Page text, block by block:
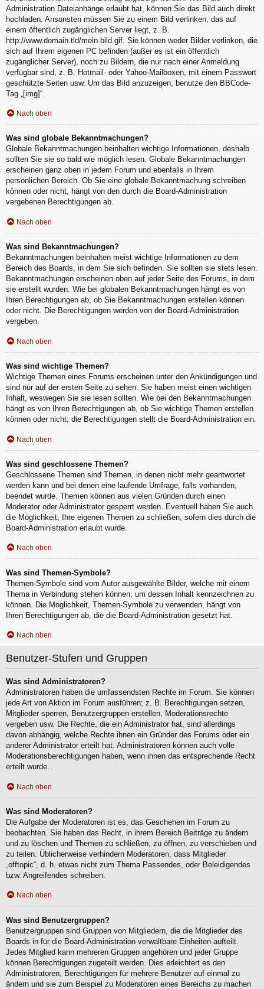
Administration Dateianhänge erlaubt hat, können Sie das Bild auch direkt
hochladen. Ansonsten müssen Sie zu einem Bild verlinken, das auf
einem öffentlich zugänglichen Server liegt, z. B.
http://www.domain.tld/mein-bild.gif. Sie können weder Bilder verlinken, die
sich auf Ihrem eigenen PC befinden (außer es ist ein öffentlich
zugänglicher Server), noch zu Bildern, die nur nach einer Anmeldung
verfügbar sind, z. B. Hotmail- oder Yahoo-Mailboxen, mit einem Passwort
geschützte Seiten usw. Um das Bild anzuzeigen, benutze den BBCode-
Tag „[img]“.
Nach oben
Was sind globale Bekanntmachungen?
Globale Bekanntmachungen beinhalten wichtige Informationen, deshalb
sollten Sie sie so bald wie möglich lesen. Globale Bekanntmachungen
erscheinen ganz oben in jedem Forum und ebenfalls in Ihrem
persönlichen Bereich. Ob Sie eine globale Bekanntmachung schreiben
können oder nicht, hängt von den durch die Board-Administration
vergebenen Berechtigungen ab.
Nach oben
Was sind Bekanntmachungen?
Bekanntmachungen beinhalten meist wichtige Informationen zu dem
Bereich des Boards, in dem Sie sich befinden. Sie sollten sie stets lesen.
Bekanntmachungen erscheinen oben auf jeder Seite des Forums, in dem
sie erstellt wurden. Wie bei globalen Bekanntmachungen hängt es von
Ihren Berechtigungen ab, ob Sie Bekanntmachungen erstellen können
oder nicht. Die Berechtigungen werden von der Board-Administration
vergeben.
Nach oben
Was sind wichtige Themen?
Wichtige Themen eines Forums erscheinen unter den Ankündigungen und
sind nur auf der ersten Seite zu sehen. Sie haben meist einen wichtigen
Inhalt, weswegen Sie sie lesen sollten. Wie bei den Bekanntmachungen
hängt es von Ihren Berechtigungen ab, ob Sie wichtige Themen erstellen
können oder nicht; die Berechtigungen stellt die Board-Administration ein.
Nach oben
Was sind geschlossene Themen?
Geschlossene Themen sind Themen, in denen nicht mehr geantwortet
werden kann und bei denen eine laufende Umfrage, falls vorhanden,
beendet wurde. Themen können aus vielen Gründen durch einen
Moderator oder Administrator gesperrt werden. Eventuell haben Sie auch
die Möglichkeit, Ihre eigenen Themen zu schließen, sofern dies durch die
Board-Administration erlaubt wurde.
Nach oben
Was sind Themen-Symbole?
Themen-Symbole sind vom Autor ausgewählte Bilder, welche mit einem
Thema in Verbindung stehen können, um dessen Inhalt kennzeichnen zu
können. Die Möglichkeit, Themen-Symbole zu verwenden, hängt von
Ihren Berechtigungen ab, die die Board-Administration gesetzt hat.
Nach oben
Benutzer-Stufen und Gruppen
Was sind Administratoren?
Administratoren haben die umfassendsten Rechte im Forum. Sie können
jede Art von Aktion im Forum ausführen; z. B. Berechtigungen setzen,
Mitglieder sperren, Benutzergruppen erstellen, Moderationsrechte
vergeben usw. Die Rechte, die ein Administrator hat, sind allerdings
davon abhängig, welche Rechte ihnen ein Gründer des Forums oder ein
anderer Administrator erteilt hat. Administratoren können auch volle
Moderationsberechtigungen haben, wenn ihnen das entsprechende Recht
erteilt wurde.
Nach oben
Was sind Moderatoren?
Die Aufgabe der Moderatoren ist es, das Geschehen im Forum zu
beobachten. Sie haben das Recht, in ihrem Bereich Beiträge zu ändern
und zu löschen und Themen zu schließen, zu öffnen, zu verschieben und
zu teilen. Üblicherweise verhindern Moderatoren, dass Mitglieder
„offtopic“, d. h. etwas nicht zum Thema Passendes, oder Beleidigendes
bzw. Angreifendes schreiben.
Nach oben
Was sind Benutzergruppen?
Benutzergruppen sind Gruppen von Mitgliedern, die die Mitglieder des
Boards in für die Board-Administration verwaltbare Einheiten aufteilt.
Jedes Mitglied kann mehreren Gruppen angehören und jeder Gruppe
können Berechtigungen zugeteilt werden. Dies erleichtert es den
Administratoren, Berechtigungen für mehrere Benutzer auf einmal zu
ändern und sie zum Beispiel zu Moderatoren eines Bereichs zu machen